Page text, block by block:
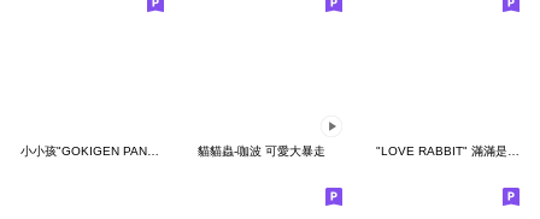
小小孩"GOKIGEN PANDA" 台灣版 貓貓蟲-咖波 可愛大暴走 "LOVE RABBIT" 滿滿是愛 台灣版